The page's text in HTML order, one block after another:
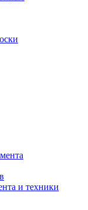
и техники